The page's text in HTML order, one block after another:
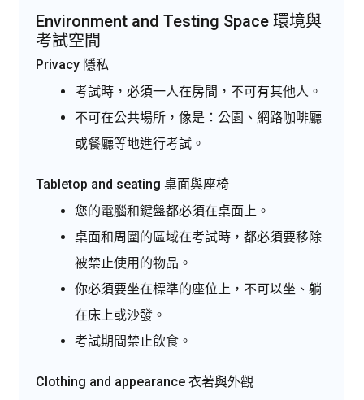
Environment and Testing Space 環境與
考試空間
Privacy 隱私
考試時，必須一人在房間，不可有其他人。
不可在公共場所，像是：公園、網路咖啡廳
或餐廳等地進行考試。
Tabletop and seating 桌面與座椅
您的電腦和鍵盤都必須在桌面上。
桌面和周圍的區域在考試時，都必須要移除
被禁止使用的物品。
你必須要坐在標準的座位上，不可以坐、躺
在床上或沙發。
考試期間禁止飲食。
Clothing and appearance 衣著與外觀